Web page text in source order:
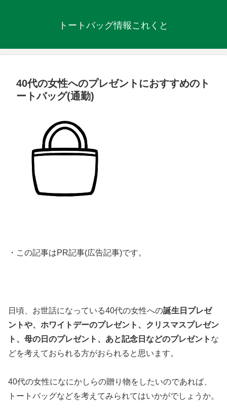
トートバッグ情報これくと
40代の女性へのプレゼントにおすすめのト
ートバッグ(通勤)
・この記事はPR記事(広告記事)です。
日頃、お世話になっている40代の女性への誕生日プレゼ
ントや、ホワイトデーのプレゼント、クリスマスプレゼン
ト、母の日のプレゼント、あと記念日などのプレゼント な
どを考えておられる方がおられると思います。
40代の女性になにかしらの贈り物をしたいのであれば、
トートバッグなどを考えてみられてはいかがでしょうか。